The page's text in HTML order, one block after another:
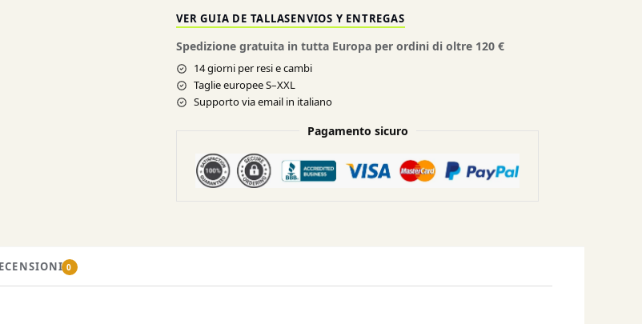
VER GUIA DE TALLASENVIOS Y ENTREGAS
Spedizione gratuita in tutta Europa per ordini di oltre 120 €
14 giorni per resi e cambi
Taglie europee S–XXL
Supporto via email in italiano
Pagamento sicuro
0